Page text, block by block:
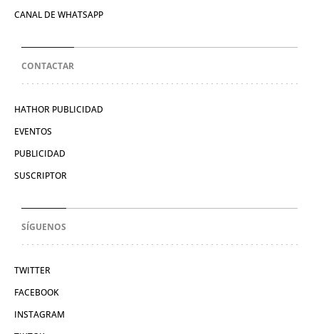
CANAL DE WHATSAPP
CONTACTAR
HATHOR PUBLICIDAD
EVENTOS
PUBLICIDAD
SUSCRIPTOR
SÍGUENOS
TWITTER
FACEBOOK
INSTAGRAM